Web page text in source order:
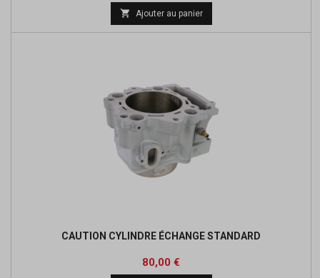
 Ajouter au panier
CAUTION CYLINDRE ÉCHANGE STANDARD
Prix
80,00 €